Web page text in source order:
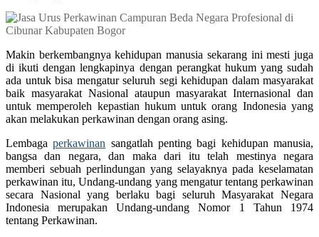
Makin berkembangnya kehidupan manusia sekarang ini mesti juga
di ikuti dengan lengkapinya dengan perangkat hukum yang sudah
ada untuk bisa mengatur seluruh segi kehidupan dalam masyarakat
baik masyarakat Nasional ataupun masyarakat Internasional dan
untuk memperoleh kepastian hukum untuk orang Indonesia yang
akan melakukan perkawinan dengan orang asing.
Lembagaperkawinan sangatlah penting bagi kehidupan manusia,
bangsa dan negara, dan maka dari itu telah mestinya negara
memberi sebuah perlindungan yang selayaknya pada keselamatan
perkawinan itu, Undang-undang yang mengatur tentang perkawinan
secara Nasional yang berlaku bagi seluruh Masyarakat Negara
Indonesia merupakan Undang-undang Nomor 1 Tahun 1974
tentang Perkawinan.